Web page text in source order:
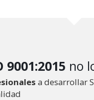
no
a desarrollar